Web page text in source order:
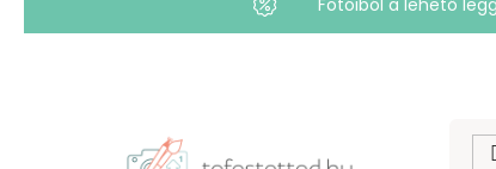
Fotóiból a lehető